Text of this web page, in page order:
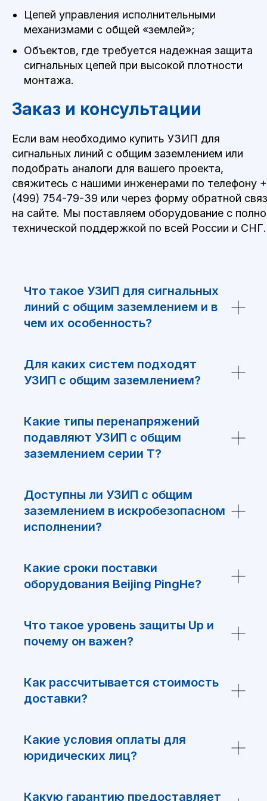
Цепей управления исполнительными
механизмами с общей «землей»;
Объектов, где требуется надежная защита
сигнальных цепей при высокой плотности
монтажа.
Заказ и консультации
Если вам необходимо купить УЗИП для
сигнальных линий с общим заземлением или
подобрать аналоги для вашего проекта,
свяжитесь с нашими инженерами по телефону
(499) 754-79-39 или через форму обратной
на сайте. Мы поставляем оборудование с
технической поддержкой по всей России и СНГ.
Что такое УЗИП для сигнальных
линий с общим заземлением и в
чем их особенность?
Для каких систем подходят
УЗИП с общим заземлением?
Какие типы перенапряжений
подавляют УЗИП с общим
заземлением серии T?
Доступны ли УЗИП с общим
заземлением в искробезопасном
исполнении?
Какие сроки поставки
оборудования Beijing PingHe?
Что такое уровень защиты Up и
почему он важен?
Как рассчитывается стоимость
доставки?
Какие условия оплаты для
юридических лиц?
Какую гарантию предоставляет
+7
Я ознакомился и согласен с
Отправить
ЧТО ИСКАЛИ?
Заполните форму и мы подберем
аналоги нашего производства.